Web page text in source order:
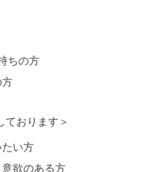
ちの方
方
ております＞
い方
欲のある方